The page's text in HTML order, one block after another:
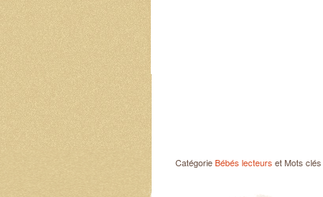
CatégorieBébés lecteurs et Mots clés